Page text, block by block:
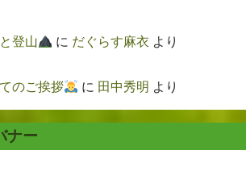
登山 に だぐらす麻衣 より
のご挨拶 に 田中秀明 より
ナー